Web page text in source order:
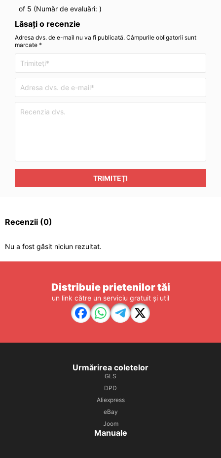
of 5 (Număr de evaluări: )
Lăsați o recenzie
Adresa dvs. de e-mail nu va fi publicată. Câmpurile obligatorii sunt
marcate *
TRIMITEȚI
Recenzii (0)
Nu a fost găsit niciun rezultat.
Distribuie prietenilor tăi
un link către un serviciu gratuit și util
Urmărirea coletelor
GLS
DPD
Aliexpress
eBay
Joom
Manuale